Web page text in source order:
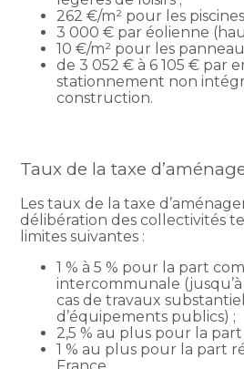
262 €/m² pour les
3 000 € par éolienne
10 €/m² pour les
de 3 052 € à 6 105 € par
stationnement non
construction.
Taux de la taxe
Les taux de la taxe
délibération des collectivités
limites suivantes :
1 % à 5 % pour la part
intercommunale
cas de travaux
d’équipements publics) ;
2,5 % au plus pour la
1 % au plus pour la part